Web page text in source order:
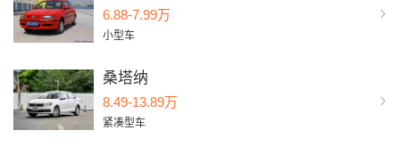
6.88-7.99万
小型车
桑塔纳
8.49-13.89万
紧凑型车